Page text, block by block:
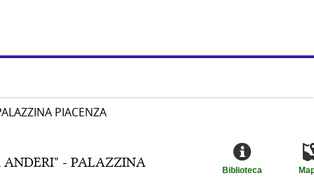
PIACENZA
ANDERI" - PALAZZINA
Biblioteca